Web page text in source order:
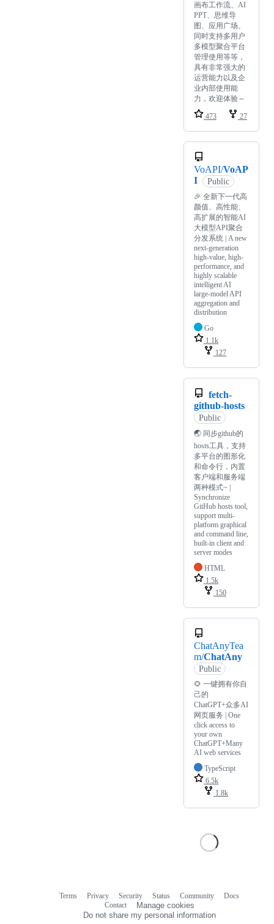
画布工作流、AI
PPT、思维导
图、应用广场、
同时支持多用户
多模型聚合平台
管理使用等等，
具有非常强大的
运营能力以及企
业内部使用能
力，欢迎体验～
473 27
VoAPI/VoAP
I
Public
🎉 全新下一代高
颜值、高性能、
高扩展的智能AI
大模型API聚合
分发系统 | A new
next-generation
high-value, high-
performance, and
highly scalable
intelligent AI
large-model API
aggregation and
distribution
Go
1.1k
127
fetch-
github-hosts
Public
🌏 同步github的
hosts工具，支持
多平台的图形化
和命令行，内置
客户端和服务端
两种模式~ |
Synchronize
GitHub hosts tool,
support multi-
platform graphical
and command line,
built-in client and
server modes
HTML
1.5k
150
ChatAnyTea
m/ChatAny
Public
🌻 一键拥有你自
己的
ChatGPT+众多AI
网页服务 | One
click access to
your own
ChatGPT+Many
AI web services
TypeScript
6.5k
1.8k
Terms Privacy Security Status Community
Docs
Contact
Manage cookies
Do not share my personal information